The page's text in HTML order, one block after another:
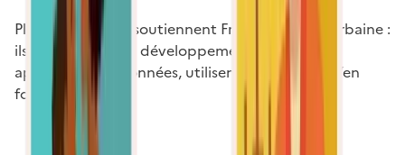
Plusieurs acteurs soutiennent France Chaleur Urbaine :
ils contribuent au développement du service,
apportent des données, utilisent le service ou s’en
font le relais.